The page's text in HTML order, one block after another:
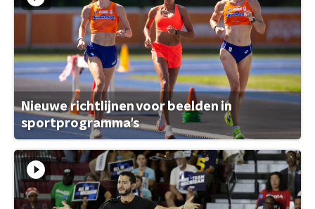
Nieuwe richtlijnen voor beelden in
sportprogramma's